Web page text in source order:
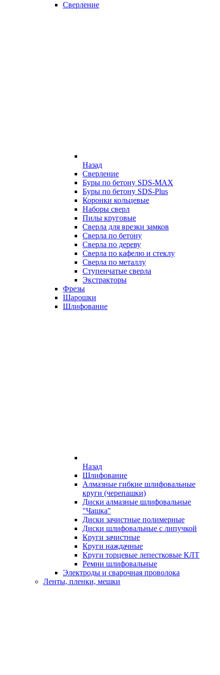
Сверление
Назад
Сверление
Буры по бетону SDS-MAX
Буры по бетону SDS-Plus
Коронки кольцевые
Наборы сверл
Пилы круговые
Сверла для врезки замков
Сверла по бетону
Сверла по дереву
Сверла по кафелю и стеклу
Сверла по металлу
Ступенчатые сверла
Экстракторы
Фрезы
Шарошки
Шлифование
Назад
Шлифование
Алмазные гибкие шлифовальные
круги (черепашки)
Диски алмазные шлифовальные
"Чашка"
Диски зачистные полимерные
Диски шлифовальные с липучкой
Круги зачистные
Круги наждачные
Круги торцевые лепестковые КЛТ
Ремни шлифовальные
Электроды и сварочная проволока
Ленты, пленки, мешки